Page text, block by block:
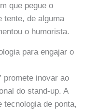
que pegue o
tente, de alguma
o humorista.
para engajar o
promete inovar ao
do stand-up. A
tecnologia de ponta,